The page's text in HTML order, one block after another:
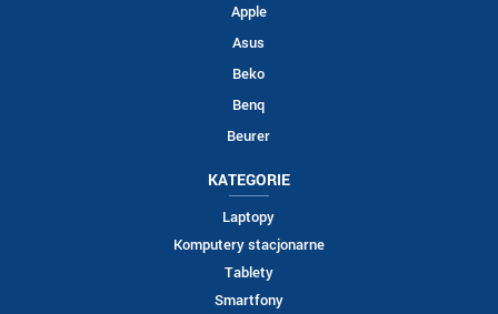
Apple
Asus
Beko
Benq
Beurer
KATEGORIE
Laptopy
Komputery stacjonarne
Tablety
Smartfony